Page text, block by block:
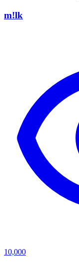
m!lk
10,000